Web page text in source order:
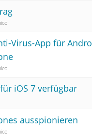
Virus-App für
iOS 7 verfügbar
ausspionieren